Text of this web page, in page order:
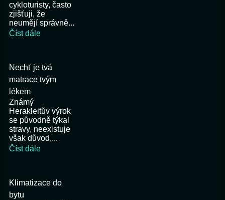
cykloturisty, často
zjišťuji, že
neumějí správně...
Číst dále
Nechť je tvá
matrace tvým
lékem
Známý
Herakleitův výrok
se původně týkal
stravy, neexistuje
však důvod,...
Číst dále
Klimatizace do
bytu